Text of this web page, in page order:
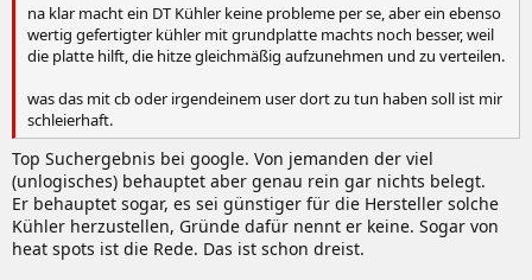
na klar macht ein DT Kühler keine probleme per se, aber ein ebenso
wertig gefertigter kühler mit grundplatte machts noch besser, weil
die platte hilft, die hitze gleichmäßig aufzunehmen und zu verteilen.
was das mit cb oder irgendeinem user dort zu tun haben soll ist mir
schleierhaft.
Top Suchergebnis bei google. Von jemanden der viel
(unlogisches) behauptet aber genau rein gar nichts belegt.
Er behauptet sogar, es sei günstiger für die Hersteller solche
Kühler herzustellen, Gründe dafür nennt er keine. Sogar von
heat spots ist die Rede. Das ist schon dreist.